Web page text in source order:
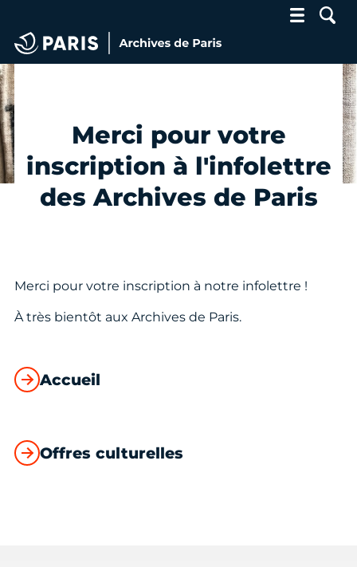
Merci pour votre
inscription à l'infolettre
des Archives de Paris
Merci pour votre inscription à notre infolettre !
À très bientôt aux Archives de Paris.
Accueil
Offres culturelles